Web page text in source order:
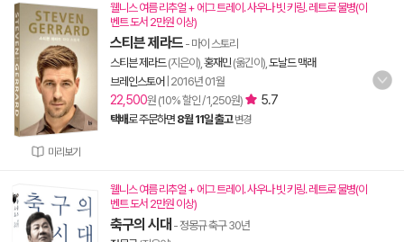
미리보기
웰니스 여름 리추얼 + 에그 트레이. 사우나 빗 키링. 레트로 물병(이
벤트 도서 2만원 이상)
스티븐 제라드 - 마이 스토리
스티븐 제라드(지은이), 홍재민(옮긴이), 도날드 맥래
브레인스토어 2016년 01월
22,500원 (10% 할인 / 1,250원) 5.7
택배로 주문하면 8월 11일 출고 변경
웰니스 여름 리추얼 + 에그 트레이. 사우나 빗 키링. 레트로 물병(이
벤트 도서 2만원 이상)
축구의 시대 - 정몽규 축구 30년